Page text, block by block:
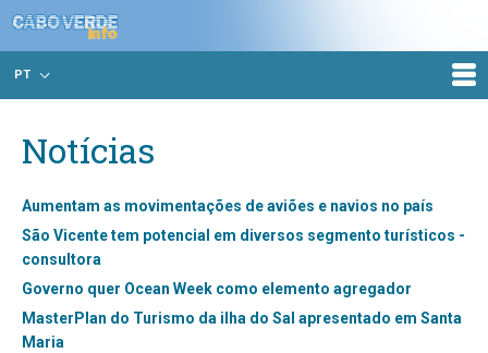
PT
Notícias
Aumentam as movimentações de aviões e navios no país
São Vicente tem potencial em diversos segmento turísticos -
consultora
Governo quer Ocean Week como elemento agregador
MasterPlan do Turismo da ilha do Sal apresentado em Santa
Maria